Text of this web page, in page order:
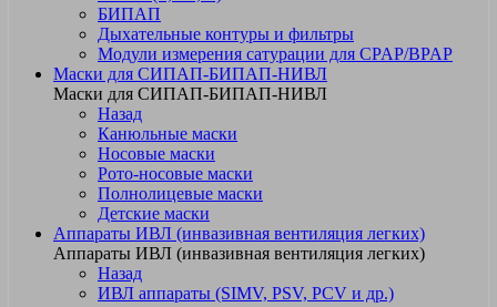
БИПАП
Дыхательные контуры и фильтры
Модули измерения сатурации для CPAP/BPAP
Маски для СИПАП-БИПАП-НИВЛ
Маски для СИПАП-БИПАП-НИВЛ
Назад
Канюльные маски
Носовые маски
Рото-носовые маски
Полнолицевые маски
Детские маски
Аппараты ИВЛ (инвазивная вентиляция легких)
Аппараты ИВЛ (инвазивная вентиляция легких)
Назад
ИВЛ аппараты (SIMV, PSV, PCV и др.)